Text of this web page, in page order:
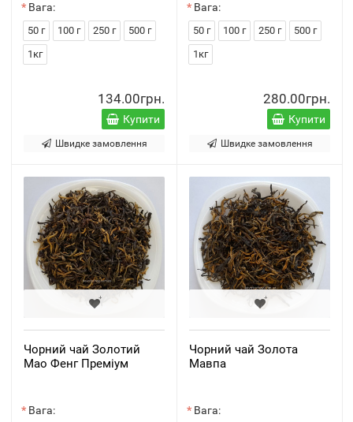
Вага:
50 г 100 г 250 г
500 г
1кг
134.00грн.
Купити
Швидке замовлення
Вага:
50 г 100 г 250 г
500 г
1кг
280.00грн.
Купити
Швидке замовлення
Чорний чай Золотий
Мао Фенг Преміум
Вага:
Чорний чай Золота
Мавпа
Вага: